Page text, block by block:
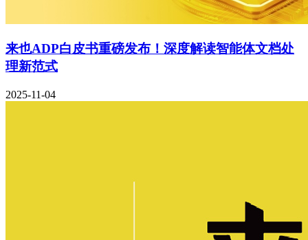
来也ADP白皮书重磅发布！深度解读智能体文档处
理新范式
2025-11-04